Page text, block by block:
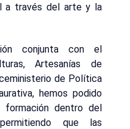
a través del arte y la
conjunta con el
Artesanías de
de Política
hemos podido
formación dentro del
que las